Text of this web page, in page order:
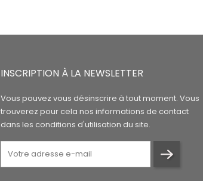
INSCRIPTION À LA NEWSLETTER
Vous pouvez vous désinscrire à tout moment. Vous
trouverez pour cela nos informations de contact
dans les conditions d'utilisation du site.